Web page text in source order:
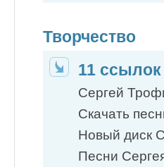
Творчество
11 ссылок
Сергей
Скачать
Новый диск
Песни